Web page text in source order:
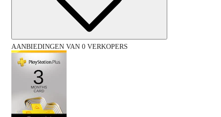
AANBIEDINGEN VAN 0 VERKOPERS